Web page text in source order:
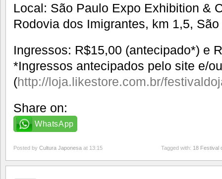
Local: São Paulo Expo Exhibition &
Rodovia dos Imigrantes, km 1,5,
Ingressos: R$15,00 (antecipado*) e
*Ingressos antecipados pelo site e/
(http://loja.likestore.com.br/
Share on:
WhatsApp
Posted by Cultura Japonesa at 13:15 Tagged with: 18 Festival